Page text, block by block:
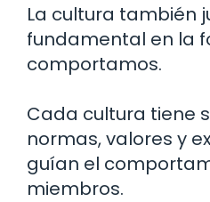
La cultura también
fundamental en la
comportamos.
Cada cultura tiene
normas, valores y
guían el
miembros.